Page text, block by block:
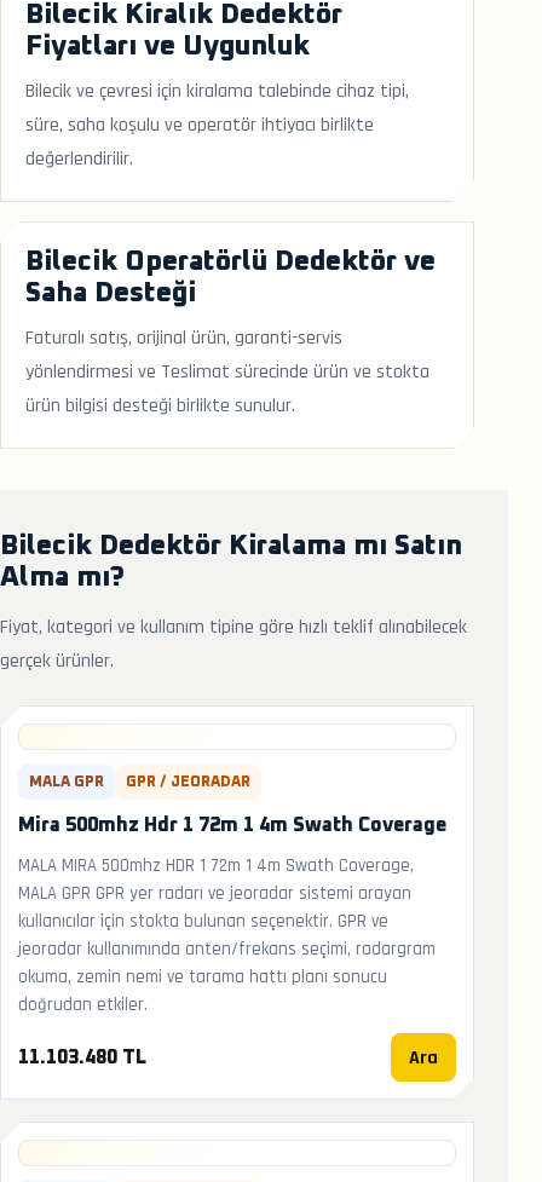
Bilecik Kiralık Dedektör
Fiyatları ve Uygunluk
Bilecik ve çevresi için kiralama talebinde cihaz tipi,
süre, saha koşulu ve operatör ihtiyacı birlikte
değerlendirilir.
Bilecik Operatörlü Dedektör ve
Saha Desteği
Faturalı satış, orijinal ürün, garanti-servis
yönlendirmesi ve Teslimat sürecinde ürün ve stokta
ürün bilgisi desteği birlikte sunulur.
Bilecik Dedektör Kiralama mı Satın
Alma mı?
Fiyat, kategori ve kullanım tipine göre hızlı teklif alınabilecek
gerçek ürünler.
MALA GPR GPR / JEORADAR
Mira 500mhz Hdr 1 72m 1 4m Swath Coverage
MALA MIRA 500mhz HDR 1 72m 1 4m Swath Coverage,
MALA GPR GPR yer radarı ve jeoradar sistemi arayan
kullanıcılar için stokta bulunan seçenektir. GPR ve
jeoradar kullanımında anten/frekans seçimi, radargram
okuma, zemin nemi ve tarama hattı planı sonucu
doğrudan etkiler.
11.103.480 TL Ara